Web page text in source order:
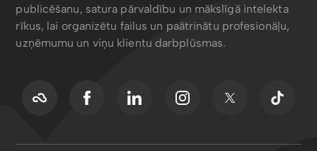
publicēšanu, satura pārvaldību un mākslīgā intelekta
rīkus, lai organizētu failus un paātrinātu profesionāļu,
uzņēmumu un viņu klientu darbplūsmas.